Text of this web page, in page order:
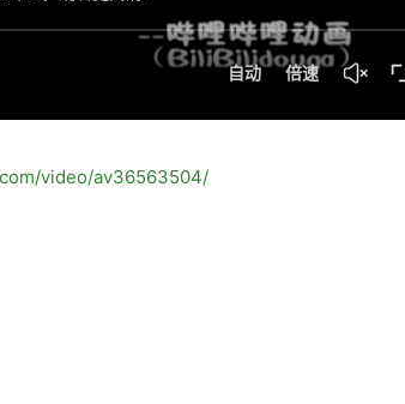
video/av36563504/